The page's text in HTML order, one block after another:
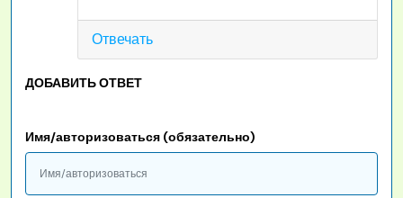
Отвечать
ДОБАВИТЬ ОТВЕТ
Имя/авторизоваться (обязательно)